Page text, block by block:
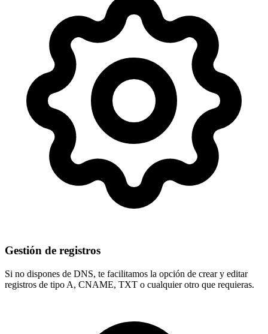
Gestión de registros
Si no dispones de DNS, te facilitamos la opción de crear y editar
registros de tipo A, CNAME, TXT o cualquier otro que requieras.